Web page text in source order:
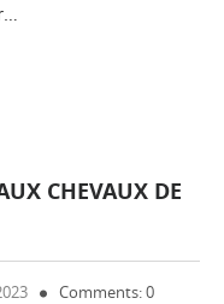
CHEVAUX DE
Comments: 0